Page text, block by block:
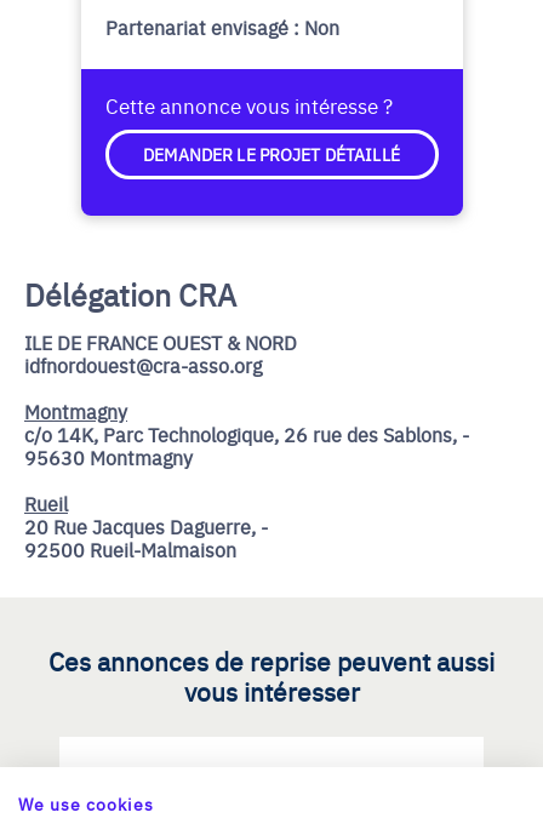
Partenariat envisagé : Non
Cette annonce vous intéresse ?
DEMANDER LE PROJET DÉTAILLÉ
Délégation CRA
ILE DE FRANCE OUEST & NORD
idfnordouest@cra-asso.org
Montmagny
c/o 14K, Parc Technologique, 26 rue des Sablons, -
95630 Montmagny
Rueil
20 Rue Jacques Daguerre, -
92500 Rueil-Malmaison
Ces annonces de reprise peuvent aussi
vous intéresser
Reprendre une PME dans les
We use cookies